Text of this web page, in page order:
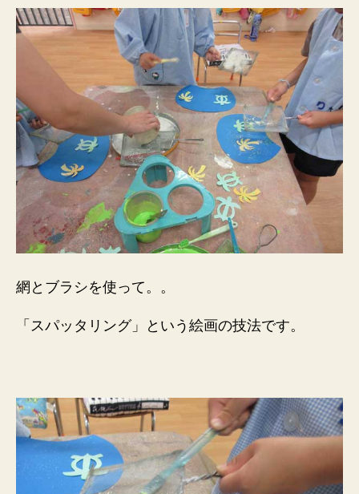
網とブラシを使って。。
「スパッタリング」という絵画の技法です。